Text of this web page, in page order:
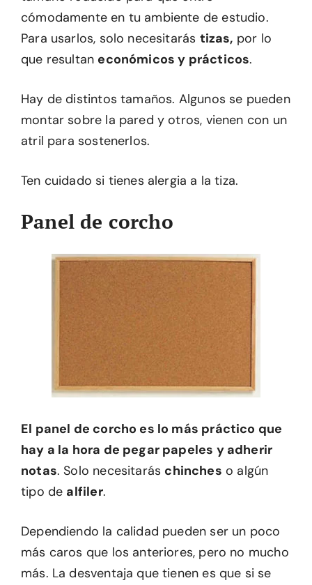
cómodamente en tu ambiente de estudio.
Para usarlos, solo necesitarás tizas, por lo
que resultan económicos y prácticos.
Hay de distintos tamaños. Algunos se pueden
montar sobre la pared y otros, vienen con un
atril para sostenerlos.
Ten cuidado si tienes alergia a la tiza.
Panel de corcho
El panel de corcho es lo más práctico que
hay a la hora de pegar papeles y adherir
notas. Solo necesitarás chinches o algún
tipo de alfiler.
Dependiendo la calidad pueden ser un poco
más caros que los anteriores, pero no mucho
más. La desventaja que tienen es que si se